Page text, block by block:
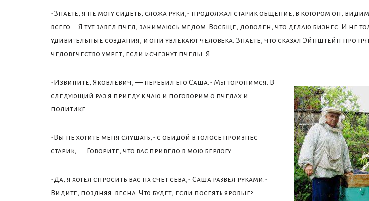
-Знаете, я не могу сидеть, сложа руки,- продолжал старик общение, в котором он,
всего. – Я тут завел пчел, занимаюсь медом. Вообще, доволен, что делаю бизнес. И не
удивительные создания, и они увлекают человека. Знаете, что сказал Эйнштейн про
человечество умрет, если исчезнут пчелы. Я…
-Извините, Яковлевич, — перебил его Саша.- Мы торопимся. В
следующий раз я приеду к чаю и поговорим о пчелах и
политике.
-Вы не хотите меня слушать,- с обидой в голосе произнес
старик, — Говорите, что вас привело в мою берлогу.
-Да, я хотел спросить вас на счет сева,- Саша развел руками.-
Видите, поздняя весна. Что будет, если посеять яровые?